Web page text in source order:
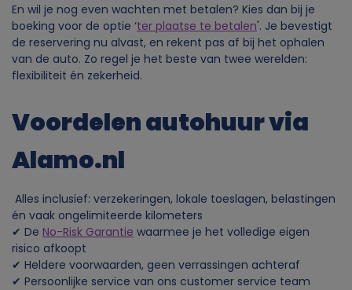
En wil je nog even wachten met betalen? Kies dan bij je
boeking voor de optie ‘ter plaatse te betalen'. Je bevestigt
de reservering nu alvast, en rekent pas af bij het ophalen
van de auto. Zo regel je het beste van twee werelden:
flexibiliteit én zekerheid.
Voordelen autohuur via
Alamo.nl
Alles inclusief: verzekeringen, lokale toeslagen, belastingen
én vaak ongelimiteerde kilometers
✔ De No-Risk Garantie waarmee je het volledige eigen
risico afkoopt
✔ Heldere voorwaarden, geen verrassingen achteraf
✔ Persoonlijke service van ons customer service team